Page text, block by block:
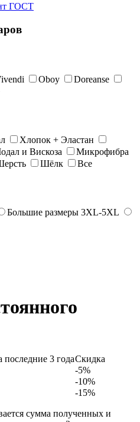
ГОСТ
Oboy
Doreanse
Хлопок + Эластан
и Вискоза
Микрофибра
Шёлк Все
Большие размеры 3XL-5XL
3 годаСкидка
-5%
-10%
-15%
сумма полученных и